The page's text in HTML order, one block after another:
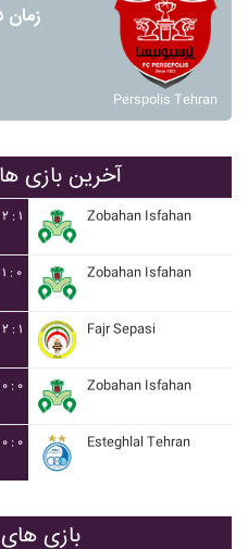
زمان ۱۹:۱۵
Perspolis Tehran
آخرین بازی
۲ : ۱ Zobahan Isfahan
۱ : ۰ Zobahan Isfahan
۲ : ۱ Fajr Sepasi
۰ : ۰ Zobahan Isfahan
۰ : ۰ Esteghlal Tehran
بازی